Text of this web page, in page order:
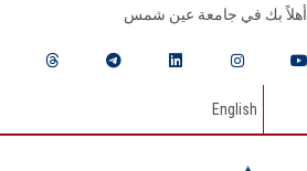
أهلاً بك في جامعة عين شمس
English